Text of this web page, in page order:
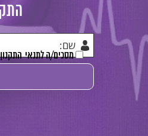
מסכים/ה לתנאי התקנון